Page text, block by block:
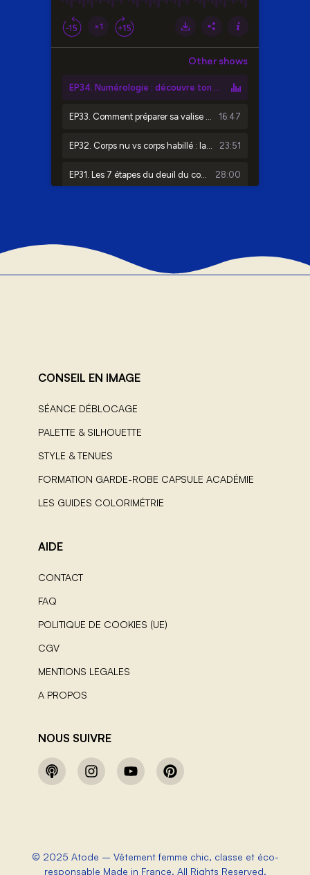
CONSEIL EN IMAGE
SÉANCE DÉBLOCAGE
PALETTE & SILHOUETTE
STYLE & TENUES
FORMATION GARDE-ROBE CAPSULE ACADÉMIE
LES GUIDES COLORIMÉTRIE
AIDE
CONTACT
FAQ
POLITIQUE DE COOKIES (UE)
CGV
MENTIONS LEGALES
A PROPOS
NOUS SUIVRE
© 2025 Atode – Vêtement femme chic, classe et éco-
responsable Made in France. All Rights Reserved.